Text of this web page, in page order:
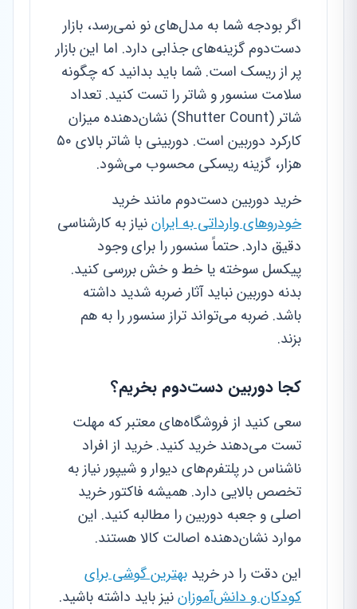
اگر بودجه شما به مدل‌های نو نمی‌رسد، بازار
دست‌دوم گزینه‌های جذابی دارد. اما این بازار
پر از ریسک است. شما باید بدانید که چگونه
سلامت سنسور و شاتر را تست کنید. تعداد
شاتر (Shutter Count) نشان‌دهنده میزان
کارکرد دوربین است. دوربینی با شاتر بالای ۵۰
هزار، گزینه ریسکی محسوب می‌شود.
خرید دوربین دست‌دوم مانند خرید
خودروهای وارداتی به ایراننیاز به کارشناسی
دقیق دارد. حتماً سنسور را برای وجود
پیکسل سوخته یا خط و خش بررسی کنید.
بدنه دوربین نباید آثار ضربه شدید داشته
باشد. ضربه می‌تواند تراز سنسور را به هم
بزند.
کجا دوربین دست‌دوم بخریم؟
سعی کنید از فروشگاه‌های معتبر که مهلت
تست می‌دهند خرید کنید. خرید از افراد
ناشناس در پلتفرم‌های دیوار و شیپور نیاز به
تخصص بالایی دارد. همیشه فاکتور خرید
اصلی و جعبه دوربین را مطالبه کنید. این
موارد نشان‌دهنده اصالت کالا هستند.
این دقت را در خرید بهترین گوشی برای
کودکان و دانش‌آموزاننیز باید داشته باشید.